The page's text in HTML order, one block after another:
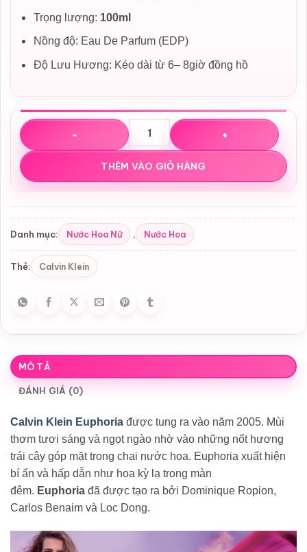
Trọng lượng: 100ml
Nồng độ: Eau De Parfum (EDP)
Độ Lưu Hương: Kéo dài từ 6– 8giờ đồng hồ
Nước hoa Calvin Klein Euphoria EDP số lượng
THÊM VÀO GIỎ HÀNG
Danh mục: Nước Hoa Nữ , Nước Hoa
Thẻ: Calvin Klein
MÔ TẢ
ĐÁNH GIÁ (0)
Calvin Klein Euphoria được tung ra vào năm 2005. Mùi
thơm tươi sáng và ngọt ngào nhờ vào những nốt hương
trái cây góp mặt trong chai nước hoa. Euphoria xuất hiện
bí ẩn và hấp dẫn như hoa kỳ lạ trong màn
đêm. Euphoria đã được tạo ra bởi Dominique Ropion,
Carlos Benaim và Loc Dong.